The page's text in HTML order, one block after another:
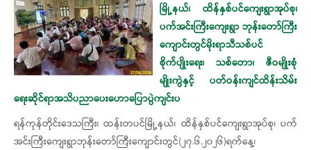
မြို့နယ်၊ ထိန်နှစ်ပင်ကျေးရွာအုပ်စု၊
ပက်အင်းကြီးကျေးရွာ ဘုန်းတော်ကြီး
ကျောင်းတွင်မိုးရာသီသစ်ပင်
စိုက်ပျိုးရေး၊ သစ်တော၊ ဇီဝမျိုးစုံ
မျိုးကွဲနှင့် ပတ်ဝန်းကျင်ထိန်းသိမ်း
ရေးဆိုင်ရာအသိပညာပေးဟောပြောပွဲကျင်းပ
ရန်ကုန်တိုင်းဒေသကြီး၊ ထန်းတပင်မြို့နယ်၊ ထိန်နှစ်ပင်ကျေးရွာအုပ်စု၊ ပက်
အင်းကြီးကျေးရွာဘုန်းတော်ကြီးကျောင်းတွင်(၂၇.၆.၂၀၂၆)ရက်နေ့၊